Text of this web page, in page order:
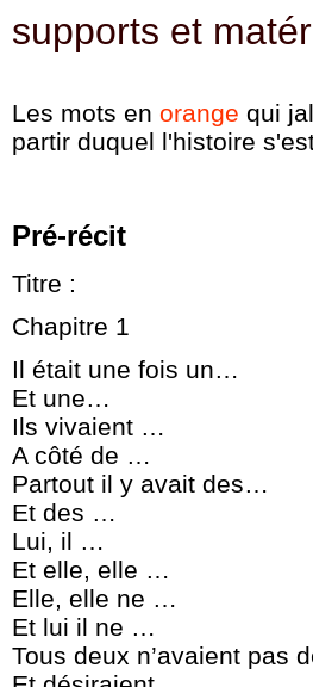
supports et
Les mots en orange qui
partir duquel l'histoire
Pré-récit
Titre :
Chapitre 1
Il était une fois un…
Et une…
Ils vivaient …
A côté de …
Partout il y avait des…
Et des …
Lui, il …
Et elle, elle …
Elle, elle ne …
Et lui il ne …
Tous deux n’avaient pas